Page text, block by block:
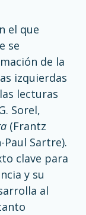
el que
se
de la
izquierdas
lecturas
Sorel,
(Frantz
Paul Sartre).
clave para
y su
al